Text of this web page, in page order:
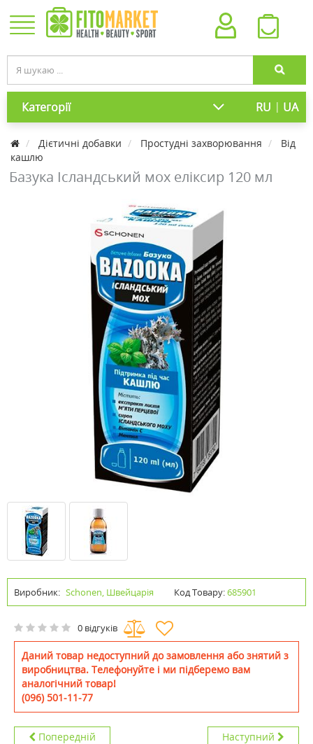
Категорії RU | UA
Дієтичні добавки Простудні захворювання
Від
кашлю
Базука Ісландський мох еліксир 120 мл
Виробник: Schonen, Швейцарія Код Товару:685901
0 відгуків
Даний товар недоступний до замовлення або знятий з
виробництва. Телефонуйте і ми підберемо вам
аналогічний товар!
(096) 501-11-77
Попередній Наступний